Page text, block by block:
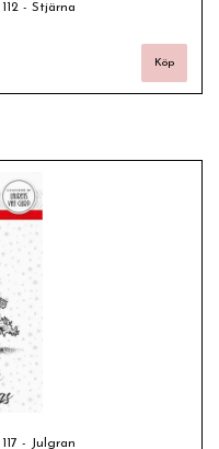
- Stjärna
- Julgran